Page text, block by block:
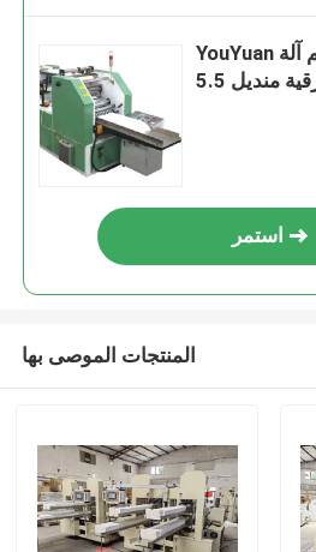
YouYuan الهوائية متعددة الحجم آلة
استمر
المنتجات الموصى بها